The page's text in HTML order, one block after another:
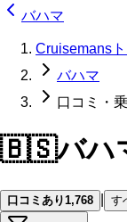
バハマ
Cruisemans
バハマ
口コミ・
🇧🇸バハ
口コミあり1,768 す